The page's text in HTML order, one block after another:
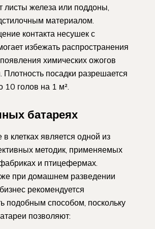
листы железа или поддоны,
материалом.
контакта несушек с
избежать распространения
химических ожогов
Плотность посадки разрешается
10 голов на 1 м².
батареях
клетках является одной из
методик, применяемых
и птицефермах.
при домашнем разведении
рекомендуется
подобным способом, поскольку
позволяют: